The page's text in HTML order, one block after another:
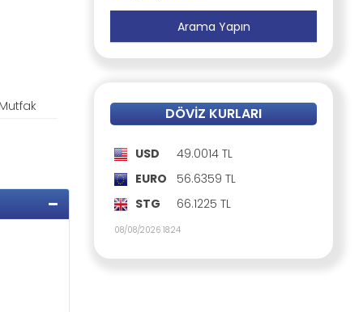
DÖVIZ KURLARI
USD
49.0014 TL
EURO
56.6359 TL
STG
66.1225 TL
08/08/2026 18:24